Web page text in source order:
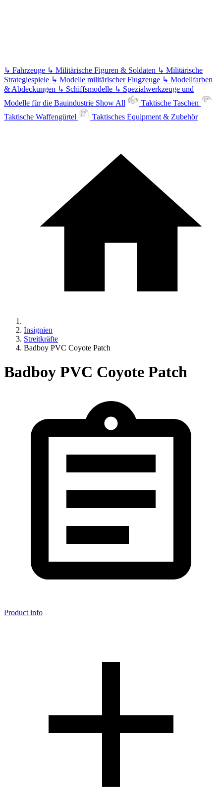
↳ Fahrzeuge ↳ Militärische Figuren & Soldaten ↳ Militärische
Strategiespiele ↳ Modelle militärischer Flugzeuge ↳ Modellfarben
& Abdeckungen ↳ Schiffsmodelle ↳ Spezialwerkzeuge und
Modelle für die Bauindustrie Show All
Taktische Taschen
Taktische Waffengürtel
Taktisches Equipment & Zubehör
Insignien
Streitkräfte
Badboy PVC Coyote Patch
Badboy PVC Coyote Patch
Product info